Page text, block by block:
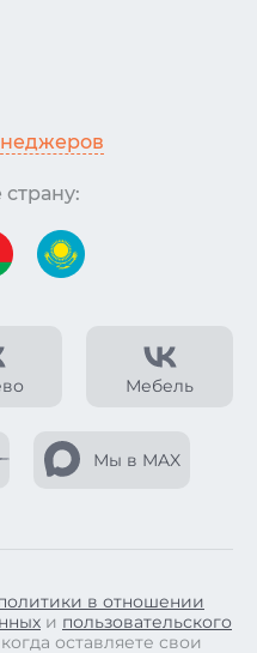
Мебель
Мы в MAX
в отношении
и пользовательского
оставляете свои